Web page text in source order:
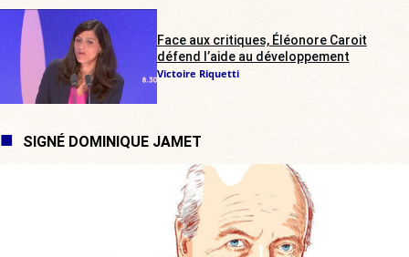
Face aux critiques, Éléonore Caroit
défend l’aide au développement
Victoire Riquetti
SIGNÉ DOMINIQUE JAMET